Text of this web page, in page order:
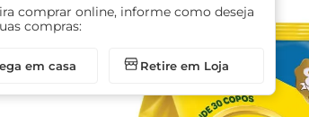
comprar online, informe como deseja
compras:
em casa Retire em Loja
café
biscoito
azeite